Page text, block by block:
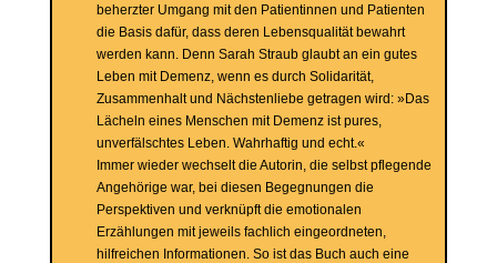
beherzter Umgang mit den Patientinnen und Patienten
die Basis dafür, dass deren Lebensqualität bewahrt
werden kann. Denn Sarah Straub glaubt an ein gutes
Leben mit Demenz, wenn es durch Solidarität,
Zusammenhalt und Nächstenliebe getragen wird: »Das
Lächeln eines Menschen mit Demenz ist pures,
unverfälschtes Leben. Wahrhaftig und echt.«
Immer wieder wechselt die Autorin, die selbst pflegende
Angehörige war, bei diesen Begegnungen die
Perspektiven und verknüpft die emotionalen
Erzählungen mit jeweils fachlich eingeordneten,
hilfreichen Informationen. So ist das Buch auch eine